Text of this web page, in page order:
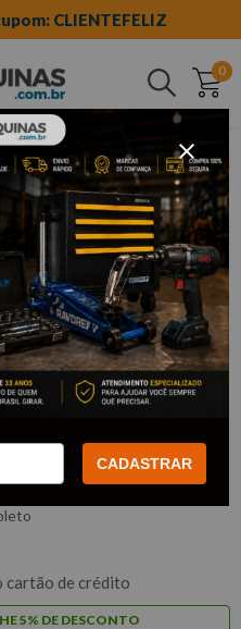
CLIENTEFELIZ
0
Buscar
especiais
- R93000005
cartão de crédito
5% DE DESCONTO
CADASTRAR